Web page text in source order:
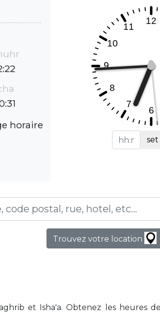
horaire
Trouvez votre location
et Isha'a. Obtenez les heures